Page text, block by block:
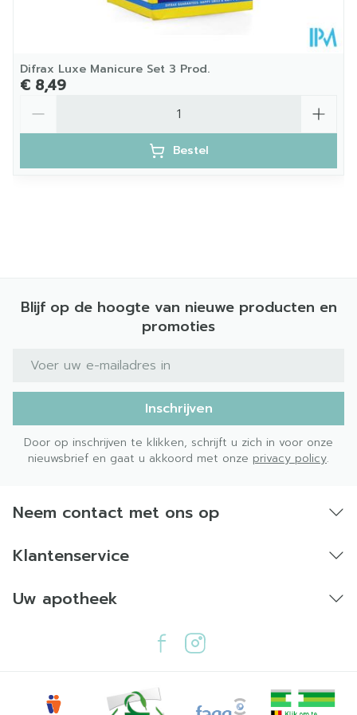
Difrax Luxe Manicure Set 3 Prod.
€ 8,49
Bestel
Blijf op de hoogte van nieuwe producten en
promoties
E-mail adres
Inschrijven
Door op inschrijven te klikken, schrijft u zich in voor onze
nieuwsbrief en gaat u akkoord met onze privacy policy.
Neem contact met ons op
Klantenservice
Uw apotheek